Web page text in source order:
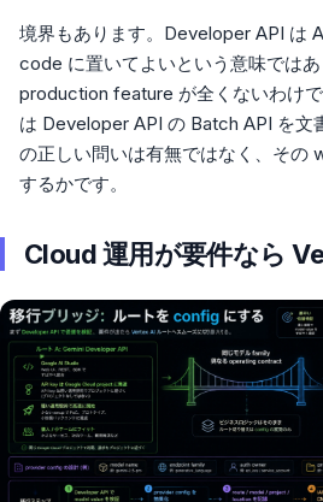
境界もあります。Developer API は
code に置いてよいという意味では
production feature が全くないわけ
は Developer API の Batch API を文
の正しい問いは有無ではなく、その
するかです。
Cloud 運用が要件なら